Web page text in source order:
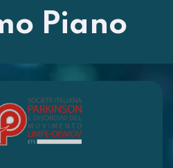
Piano